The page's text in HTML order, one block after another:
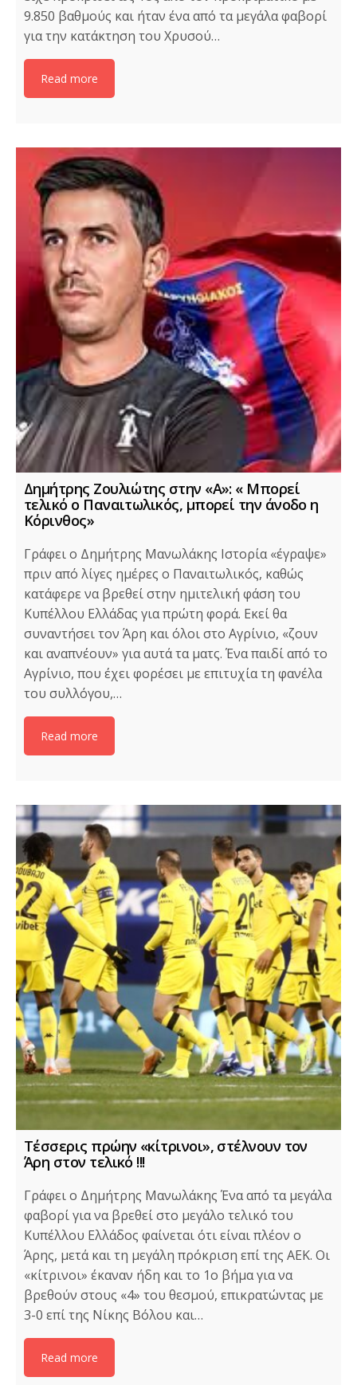
9.850 βαθμούς και ήταν ένα από τα μεγάλα φαβορί
για την κατάκτηση του Χρυσού…
Read more
Δημήτρης Ζουλιώτης στην «Α»: « Μπορεί
τελικό ο Παναιτωλικός, μπορεί την άνοδο η
Κόρινθος»
Γράφει ο Δημήτρης Μανωλάκης Ιστορία «έγραψε»
πριν από λίγες ημέρες ο Παναιτωλικός, καθώς
κατάφερε να βρεθεί στην ημιτελική φάση του
Κυπέλλου Ελλάδας για πρώτη φορά. Εκεί θα
συναντήσει τον Άρη και όλοι στο Αγρίνιο, «ζουν
και αναπνέουν» για αυτά τα ματς. Ένα παιδί από το
Αγρίνιο, που έχει φορέσει με επιτυχία τη φανέλα
του συλλόγου,…
Read more
Τέσσερις πρώην «κίτρινοι», στέλνουν τον
Άρη στον τελικό !!!
Γράφει ο Δημήτρης Μανωλάκης Ένα από τα μεγάλα
φαβορί για να βρεθεί στο μεγάλο τελικό του
Κυπέλλου Ελλάδος φαίνεται ότι είναι πλέον ο
Άρης, μετά και τη μεγάλη πρόκριση επί της ΑΕΚ. Οι
«κίτρινοι» έκαναν ήδη και το 1ο βήμα για να
βρεθούν στους «4» του θεσμού, επικρατώντας με
3-0 επί της Νίκης Βόλου και…
Read more